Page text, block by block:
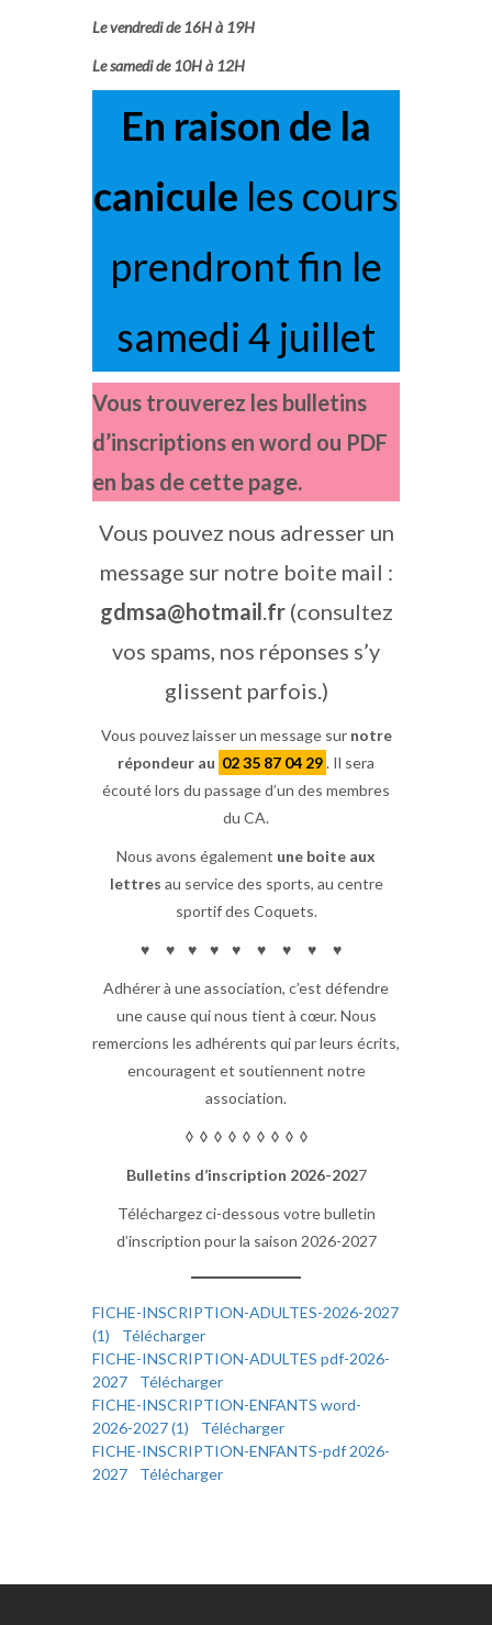
Le vendredi de 16H à 19H
Le samedi de 10H à 12H
En raison de la
canicule les cours
prendront fin le
samedi 4 juillet
Vous trouverez les bulletins
d’inscriptions en word ou PDF
en bas de cette page.
Vous pouvez nous adresser un
message sur notre boite mail :
gdmsa@hotmail.fr(consultez
vos spams, nos réponses s’y
glissent parfois.)
Vous pouvez laisser un message sur notre
répondeur au 02 35 87 04 29. Il sera
écouté lors du passage d’un des membres
du CA.
Nous avons également une boite aux
lettres au service des sports, au centre
sportif des Coquets.
♥ ♥ ♥ ♥ ♥ ♥ ♥ ♥ ♥
Adhérer à une association, c’est défendre
une cause qui nous tient à cœur. Nous
remercions les adhérents qui par leurs écrits,
encouragent et soutiennent notre
association.
◊ ◊ ◊ ◊ ◊ ◊ ◊ ◊ ◊
Bulletins d’inscription 2026-2027
Téléchargez ci-dessous votre bulletin
d’inscription pour la saison 2026-2027
FICHE-INSCRIPTION-ADULTES-2026-2027
(1)
Télécharger
FICHE-INSCRIPTION-ADULTES pdf-2026-
2027
Télécharger
FICHE-INSCRIPTION-ENFANTS word-
2026-2027 (1)
Télécharger
FICHE-INSCRIPTION-ENFANTS-pdf 2026-
2027
Télécharger